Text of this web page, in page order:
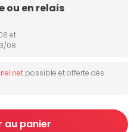
ou en relais
et
08
possible et offerte dès
au panier